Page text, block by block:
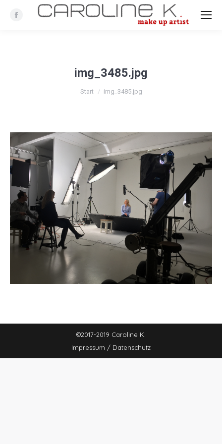
Facebook
img_3485.jpg
Sie befinden sich hier:
Start img_3485.jpg
©2017-2019 Caroline K.
Impressum / Datenschutz